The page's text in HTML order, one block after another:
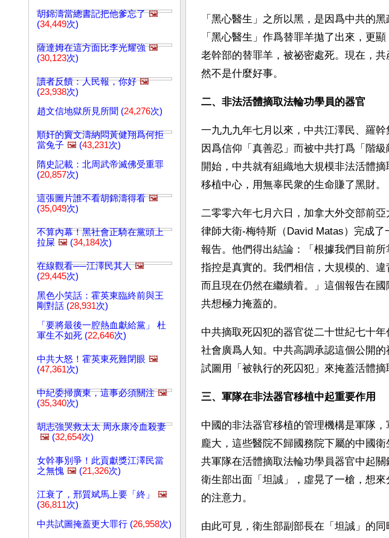
胡錦濤當總書記把他爹忘了 🖼️
(34,449次)
薩達姆在這方面比李光耀強 🖼️
(30,123次)
讀者反饋：人民報，你好 🖼️
(23,938次)
趙文信地獄所見所聞 (24,276次)
順奸的竇文濤納悶黃健翔爲何拒
當兔子 🖼️ (43,231次)
隋史記載：北周武帝滅佛受重罪
(20,857次)
這張圖片誰不看胡錦濤得看 🖼️
(35,049次)
不算內幕！黑社會正騎在黨頭上
拉屎 🖼️ (34,184次)
在線觀看──江澤民其人 🖼️
(29,445次)
黑色小笑話：霍英東臨終前與王
剛對話 (28,931次)
「要將最後一腔熱血獻給黨」 杜
軍生不如死 (22,646次)
中共大怒！霍英東死難閉眼 🖼️
(47,361次)
中紀委掃廣東，這事必須關注 🖼️
(35,340次)
胡志強哭救太太 周永康冷血殺妻
🖼️ (32,654次)
女幹事別爭！此貢獻獎江澤民當
之無愧 🖼️ (21,326次)
江衰了，邢質斌馬上要「終」
🖼️
(36,811次)
中共試圖掩蓋更大罪行 (26,958次)
「黑心醫生」之所以黑，是因爲中共的
「黑心醫生」作爲替罪羊拋了出來，更
老幹部的替罪羊，被祕密處死。現在，
然不是什麼好事。
二、非法活體摘取法輪功學員的器官
一九九九年七月以來，中共江澤民、羅
因爲信仰「真善忍」而被中共打爲「階
開始，中共就有組織地大規模非法活體
移植中心，用無辜民衆的生命賺了黑財。
二零零六年七月六日，加拿大外交部前
律師大衛-梅特斯（David Matas）完成
報告。他們得出結論：「根據我們目前
指控是真實的。我們相信，大規模的、
而且現在仍然在繼續着。」這個報告在
共想極力掩蓋的。
中共摘取死囚犯的器官從二十世紀七十
社會廣爲人知。中共高調承認這個公開
試圖用「被執行的死囚犯」來掩蓋活體
三、軍隊在非法器官移植中起重要作用
中國的非法器官移植的管理機構是軍隊
龐大，這些醫院不歸國務院下屬的中國
共軍隊在活體摘取法輪功學員器官中起
衛生部出面「坦誠」，虛晃了一槍，想
的注意力。
由此可見，衛生部副部長在「坦誠」的